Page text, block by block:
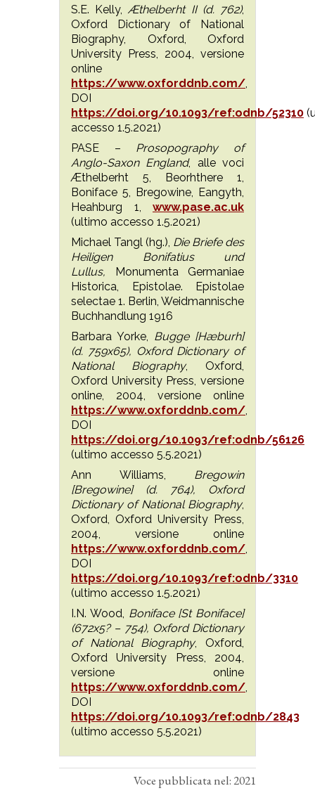
S.E. Kelly,Æthelberht II (d. 762),
Oxford Dictionary of National
Biography, Oxford, Oxford
University Press, 2004, versione
online
https://www.oxforddnb.com/
DOI
https://doi.org/10.1093/ref:odnb/52310
accesso 1.5.2021)
PASE – Prosopography of
Anglo-Saxon England, alle voci
Æthelberht 5, Beorhthere 1,
Boniface 5, Bregowine, Eangyth,
Heahburg 1, www.pase.ac.uk
(ultimo accesso 1.5.2021)
Michael Tangl (hg.), Die Briefe des
Heiligen Bonifatius und
Lullus, Monumenta Germaniae
Historica, Epistolae. Epistolae
selectae 1. Berlin, Weidmannische
Buchhandlung 1916
Barbara Yorke, Bugge [Hæburh]
(d. 759x65), Oxford Dictionary of
National Biography, Oxford,
Oxford University Press, versione
online, 2004, versione online
https://www.oxforddnb.com/
DOI
https://doi.org/10.1093/ref:odnb/56126
(ultimo accesso 5.5.2021)
Ann Williams, Bregowin
[Bregowine] (d. 764), Oxford
Dictionary of National Biography,
Oxford, Oxford University Press,
2004, versione online
https://www.oxforddnb.com/
DOI
https://doi.org/10.1093/ref:odnb/3310
(ultimo accesso 1.5.2021)
I.N. Wood, Boniface [St Boniface]
(672x5? – 754), Oxford Dictionary
of National Biography, Oxford,
Oxford University Press, 2004,
versione online
https://www.oxforddnb.com/
DOI
https://doi.org/10.1093/ref:odnb/2843
(ultimo accesso 5.5.2021)
Voce pubblicata nel: 2021